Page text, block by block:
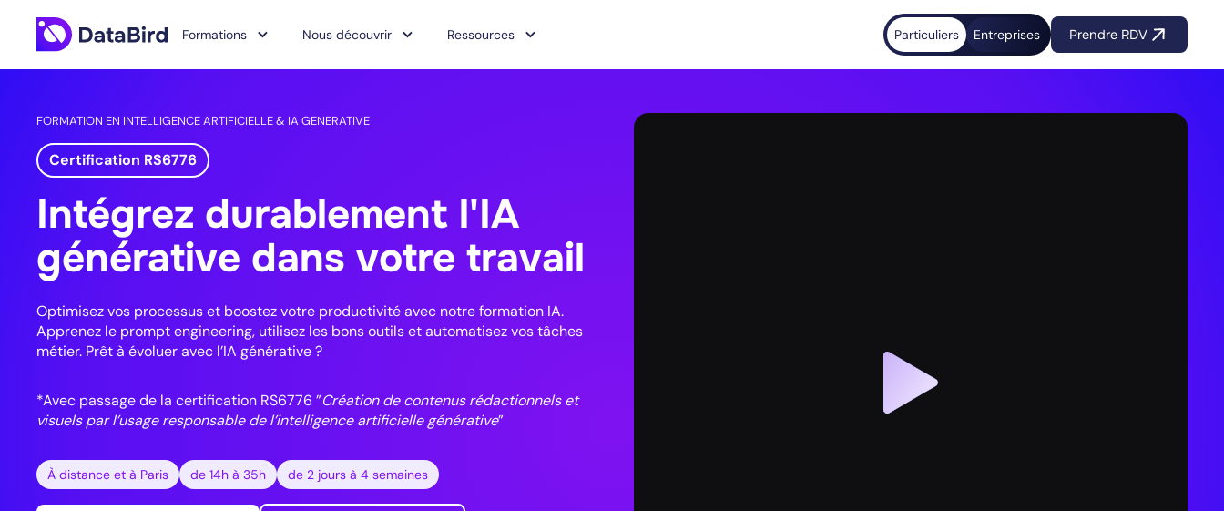
Formations Nous découvrir Ressources Particuliers Entreprises Prendre RDV
FORMATION EN INTELLIGENCE ARTIFICIELLE & IA GENERATIVE
Certification RS6776
Intégrez durablement l'IA
générative dans votre travail
Optimisez vos processus et boostez votre productivité avec notre formation IA.
Apprenez le prompt engineering, utilisez les bons outils et automatisez vos tâches
métier. Prêt à évoluer avec l’IA générative ?
*Avec passage de la certification RS6776 ”Création de contenus rédactionnels et
visuels par l’usage responsable de l’intelligence artificielle générative”
À distance et à Paris de 14h à 35h de 2 jours à 4 semaines